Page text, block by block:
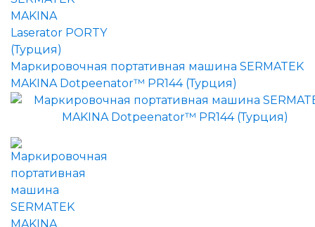
Маркировочная портативная машина SERMATEK
MAKINA Dotpeenator™ PR144 (Турция)